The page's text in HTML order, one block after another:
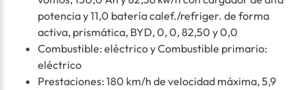
potencia y 11,0 batería calef./refriger. de forma
activa, prismática, BYD, 0, 0, 82,50 y 0,0
Combustible: eléctrico y Combustible primario:
eléctrico
Prestaciones: 180 km/h de velocidad máxima, 5,9